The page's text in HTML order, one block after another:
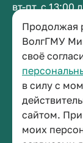
Продолжая
ВолгГМУ
своё
в силу с
сайтом. При
моих
вт-пт, с 13:00
Приемная
+7 (8442) 38-
г.
кабинет 3-11
пн-пт, с